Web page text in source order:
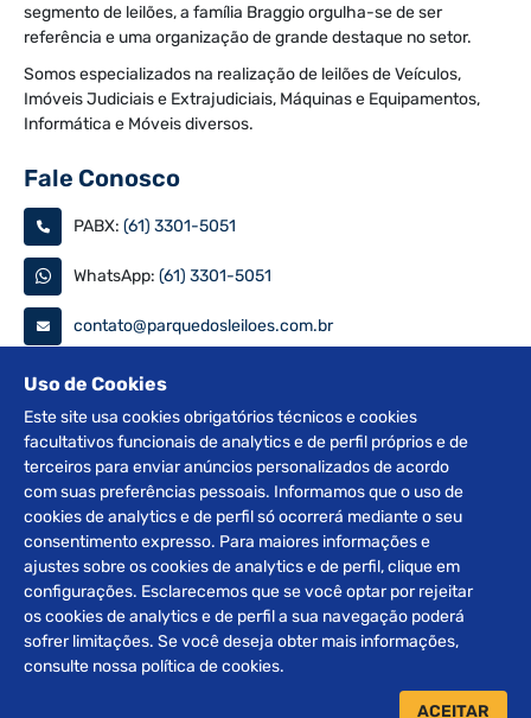
segmento de leilões, a família Braggio orgulha-se de ser
referência e uma organização de grande destaque no setor.
Somos especializados na realização de leilões de Veículos,
Imóveis Judiciais e Extrajudiciais, Máquinas e Equipamentos,
Informática e Móveis diversos.
Fale Conosco
PABX: (61) 3301-5051
WhatsApp: (61) 3301-5051
contato@parquedosleiloes.com.br
Consulte seu documento
PESQUISAR
Siga nas redes
2012 © Copyright Parque dos Leilões. Desenvolvido por
Uso de Cookies
Este site usa cookies obrigatórios técnicos e cookies
facultativos funcionais de analytics e de perfil próprios e de
terceiros para enviar anúncios personalizados de acordo
com suas preferências pessoais. Informamos que o uso de
cookies de analytics e de perfil só ocorrerá mediante o seu
consentimento expresso. Para maiores informações e
ajustes sobre os cookies de analytics e de perfil, clique em
configurações. Esclarecemos que se você optar por rejeitar
os cookies de analytics e de perfil a sua navegação poderá
sofrer limitações. Se você deseja obter mais informações,
consulte nossa política de cookies.
ACEITAR